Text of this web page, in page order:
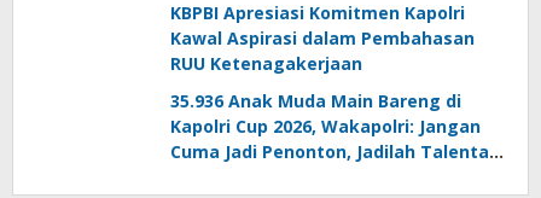
KBPBI Apresiasi Komitmen Kapolri
Kawal Aspirasi dalam Pembahasan
RUU Ketenagakerjaan
35.936 Anak Muda Main Bareng di
Kapolri Cup 2026, Wakapolri: Jangan
Cuma Jadi Penonton, Jadilah Talenta